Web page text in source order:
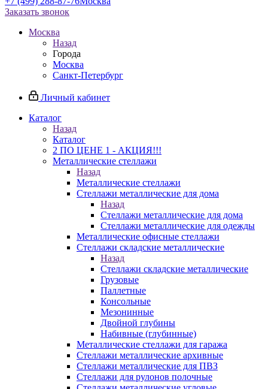
Заказать звонок
Москва
Назад
Города
Москва
Санкт-Петербург
Личный кабинет
Каталог
Назад
Каталог
2 ПО ЦЕНЕ 1 - АКЦИЯ!!!
Металлические стеллажи
Назад
Металлические стеллажи
Стеллажи металлические для дома
Назад
Стеллажи металлические для дома
Стеллажи металлические для одежды
Металлические офисные стеллажи
Стеллажи складские металлические
Назад
Стеллажи складские металлические
Грузовые
Паллетные
Консольные
Мезонинные
Двойной глубины
Набивные (глубинные)
Металлические стеллажи для гаража
Стеллажи металлические архивные
Стеллажи металлические для ПВЗ
Стеллажи для рулонов полочные